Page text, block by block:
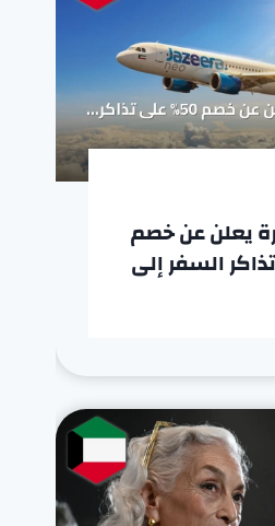
يعلن عن خصم
السفر إلى